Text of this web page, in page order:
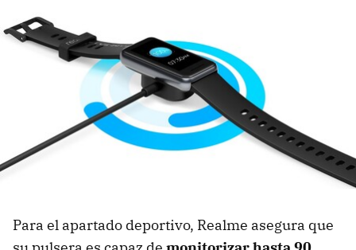
Para el apartado deportivo, Realme asegura que